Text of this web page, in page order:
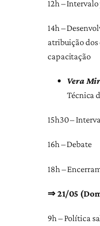
12h –
14h –
atribuição dos
capacitação
Vera
Técnica
15h30 –
16h – Debate
18h –
⇒ 21/05
9h – Política